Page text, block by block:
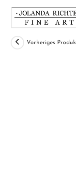
Inhalt
springen
Vorheriges